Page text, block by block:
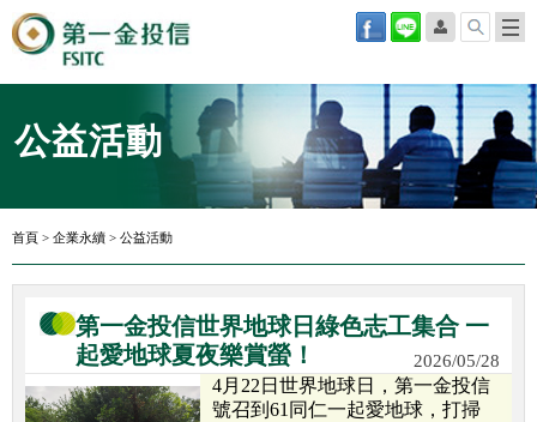
公益活動
首頁 > 企業永續 > 公益活動
第一金投信世界地球日綠色志工集合 一
起愛地球夏夜樂賞螢！
2026/05/28
4月22日世界地球日，第一金投信
號召到61同仁一起愛地球，打掃